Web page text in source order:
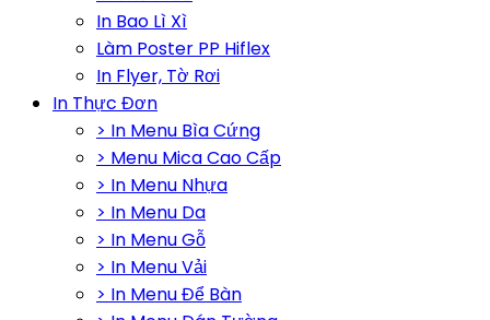
In Bao Lì Xì
Làm Poster PP Hiflex
In Flyer, Tờ Rơi
In Thực Đơn
> In Menu Bìa Cứng
> Menu Mica Cao Cấp
> In Menu Nhựa
> In Menu Da
> In Menu Gỗ
> In Menu Vải
> In Menu Để Bàn